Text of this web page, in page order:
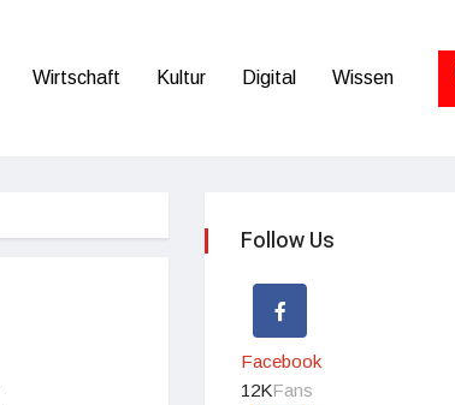
Wirtschaft Kultur Digital Wissen
Follow Us
Facebook
12KFans